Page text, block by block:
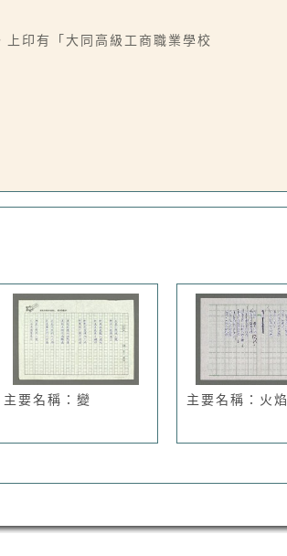
印有「大同高級工商職業學校
主要名稱：變 主要名稱：火焰